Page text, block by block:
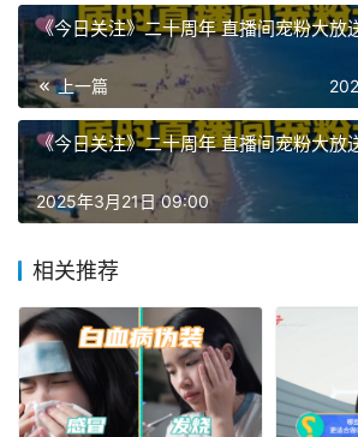
《今日关注》二十周年 直播间宠粉大放
上一篇
《今日关注》二十周年 直播间宠粉大放
2025年3月21日 09:00
相关推荐